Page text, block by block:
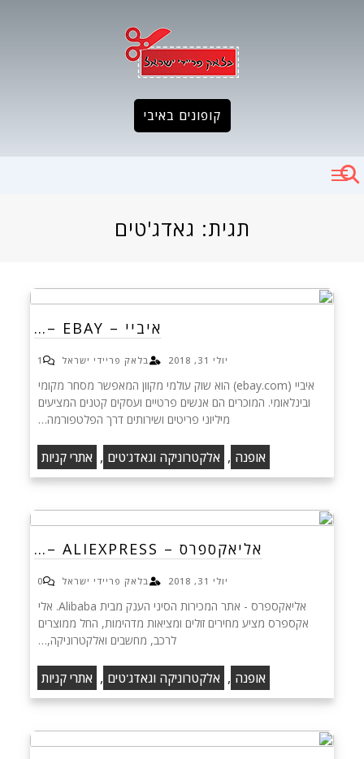
קופונים באיבי
תגית: גאדג'טים
איביי – EBAY –…
יולי 31, 2018 בלאק פריידי ישראל 1
איביי (ebay.com) הוא שוק עולמי מקוון המאפשר מסחר מקומי
ובינלאומי. המוכרים הם אנשים פרטיים ועסקים קטנים המציעים
מיליוני פריטים ושירותים דרך הפלטפורמה…
אופנה , אלקטרוניקה וגאדג'טים , אתרי קניות
אליאקספרס – ALIEXPRESS –…
יולי 31, 2018 בלאק פריידי ישראל 0
אליאקספרס - אתר המכירות הסיני הענק מבית Alibaba. אלי
אקספרס מציע מחירים זולים ומציאות מדהימות, החל ממוצרים
לרכב, מחשבים ואלקטרוניקה,…
אופנה , אלקטרוניקה וגאדג'טים , אתרי קניות